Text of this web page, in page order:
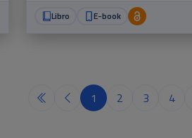
Libro E-book
1 2 3 4